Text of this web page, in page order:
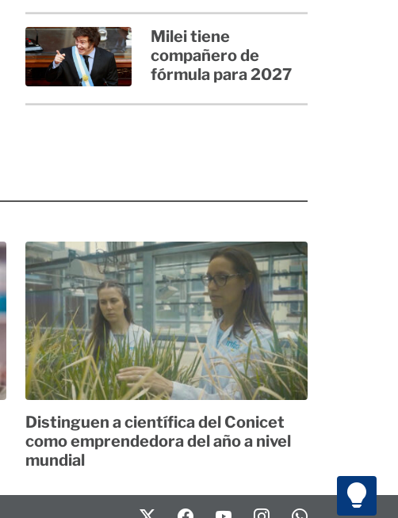
Milei tiene
compañero de
fórmula para 2027
Distinguen a científica del Conicet
como emprendedora del año a nivel
mundial